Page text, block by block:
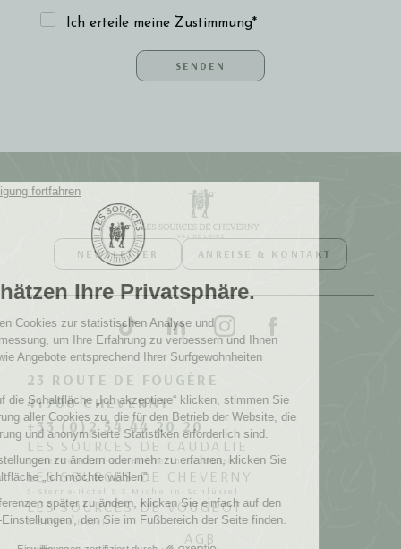
Ich erteile meine Zustimmung*
NEWSLETTER ANREISE & KONTAKT
23 ROUTE DE FOUGÈRE
41700 CHEVERNY
+33 (0)2 54 44 20 20
LES SOURCES DE CAUDALIE
5-Sterne-Hotel & 3 Michelin-Schlüssel
LES SOURCES DE CHEVERNY
5-Sterne-Hotel & 3 Michelin-Schlüssel
LES SOURCES DE VOUGEOT
5-Sterne Hotel
AGB